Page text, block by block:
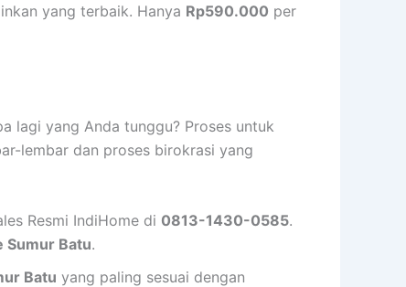
yang terbaik. Hanya Rp590.000 per
lagi yang Anda tunggu? Proses untuk
lembar dan proses birokrasi yang
Resmi IndiHome di 0813-1430-0585.
Sumur Batu.
Batu yang paling sesuai dengan